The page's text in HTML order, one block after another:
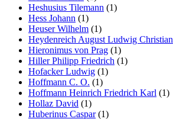
Heshusius Tilemann (1)
Hess Johann (1)
Heuser Wilhelm (1)
Heydenreich August Ludwig Christian
Hieronimus von Prag (1)
Hiller Philipp Friedrich (1)
Hofacker Ludwig (1)
Hoffmann C. O. (1)
Hoffmann Heinrich Friedrich Karl (1)
Hollaz David (1)
Huberinus Caspar(1)